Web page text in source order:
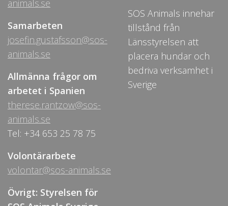
animals.se
Samarbeten
josefin.gustafsson@sos-
animals.se
Allmänna frågor om
arbetet i Spanien
therese.rantzow@sos-
animals.se
Tel: +34 653 25 78 75
Volontärarbete
volontar@sos-animals.se
Övrigt: Styrelsen för
SOS Animals innehar
tillstånd från
Länsstyrelsen att
placera hundar och
bedriva verksamhet i
Sverige